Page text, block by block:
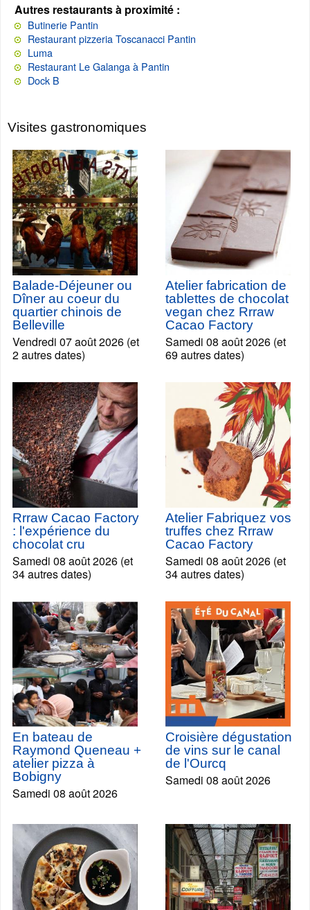
Autres restaurants à proximité :
Butinerie Pantin
Restaurant pizzeria Toscanacci Pantin
Luma
Restaurant Le Galanga à Pantin
Dock B
Visites gastronomiques
Balade-Déjeuner ou
Dîner au coeur du
quartier chinois de
Belleville
Vendredi 07 août 2026 (et
2 autres dates)
Atelier fabrication de
tablettes de chocolat
vegan chez Rrraw
Cacao Factory
Samedi 08 août 2026 (et
69 autres dates)
Rrraw Cacao Factory
: l'expérience du
chocolat cru
Samedi 08 août 2026 (et
34 autres dates)
Atelier Fabriquez vos
truffes chez Rrraw
Cacao Factory
Samedi 08 août 2026 (et
34 autres dates)
En bateau de
Raymond Queneau +
atelier pizza à
Bobigny
Samedi 08 août 2026
Croisière dégustation
de vins sur le canal
de l'Ourcq
Samedi 08 août 2026